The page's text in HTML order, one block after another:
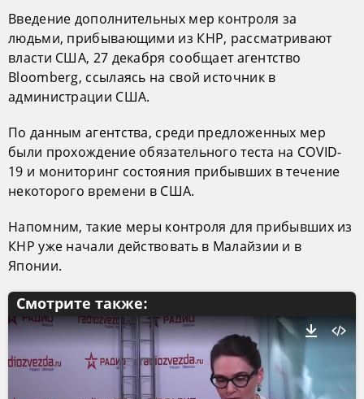
Введение дополнительных мер контроля за
людьми, прибывающими из КНР, рассматривают
власти США, 27 декабря сообщает агентство
Bloomberg, ссылаясь на свой источник в
администрации США.
По данным агентства, среди предложенных мер
были прохождение обязательного теста на COVID-
19 и мониторинг состояния прибывших в течение
некоторого времени в США.
Напомним, такие меры контроля для прибывших из
КНР уже начали действовать в Малайзии и в
Японии.
Смотрите также: